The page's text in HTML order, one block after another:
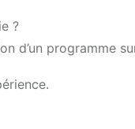
?
d’un programme